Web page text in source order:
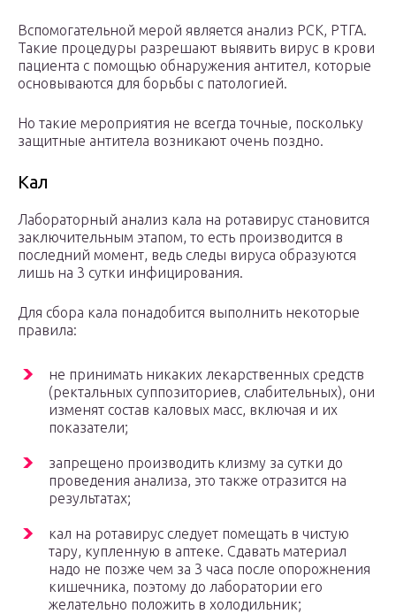
Вспомогательной мерой является анализ РСК, РТГА.
Такие процедуры разрешают выявить вирус в крови
пациента с помощью обнаружения антител, которые
основываются для борьбы с патологией.
Но такие мероприятия не всегда точные, поскольку
защитные антитела возникают очень поздно.
Кал
Лабораторный анализ кала на ротавирус становится
заключительным этапом, то есть производится в
последний момент, ведь следы вируса образуются
лишь на 3 сутки инфицирования.
Для сбора кала понадобится выполнить некоторые
правила:
не принимать никаких лекарственных средств
(ректальных суппозиториев, слабительных), они
изменят состав каловых масс, включая и их
показатели;
запрещено производить клизму за сутки до
проведения анализа, это также отразится на
результатах;
кал на ротавирус следует помещать в чистую
тару, купленную в аптеке. Сдавать материал
надо не позже чем за 3 часа после опорожнения
кишечника, поэтому до лаборатории его
желательно положить в холодильник;